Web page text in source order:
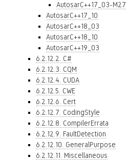
AutosarC++17_03-
AutosarC++17_10
AutosarC++18_03
AutosarC++18_10
AutosarC++19_03
6.2.12.2. C#
6.2.12.3. CQM
6.2.12.4. CUDA
6.2.12.5. CWE
6.2.12.6. Cert
6.2.12.7. CodingStyle
6.2.12.8. CompilerErrata
6.2.12.9. FaultDetection
6.2.12.10. GeneralPurpose
6.2.12.11. Miscellaneous